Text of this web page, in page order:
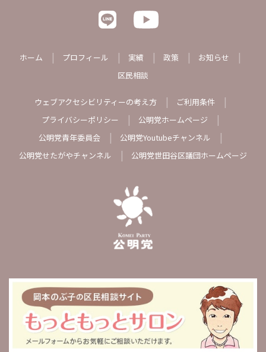
ホーム プロフィール 実績 政策
お知らせ
区民相談
ウェブアクセシビリティーの考え方
ご利用条件
プライバシーポリシー
公明党ホームページ
公明党青年委員会
公明党Youtubeチャンネル
公明党せたがやチャンネル
公明党世田谷区議団ホームページ